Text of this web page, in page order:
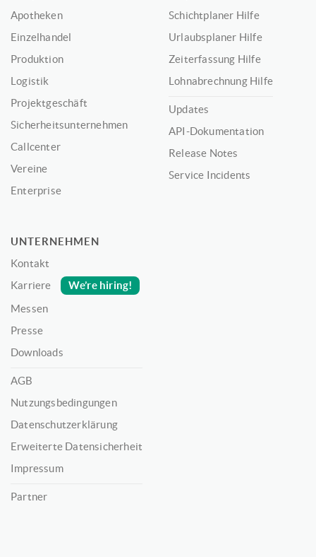
Apotheken
Einzelhandel
Produktion
Logistik
Projektgeschäft
Sicherheitsunternehmen
Callcenter
Vereine
Enterprise
Schichtplaner Hilfe
Urlaubsplaner Hilfe
Zeiterfassung Hilfe
Lohnabrechnung Hilfe
Updates
API-Dokumentation
Release Notes
Service Incidents
UNTERNEHMEN
Kontakt
Karriere
We’re hiring!
Messen
Presse
Downloads
AGB
Nutzungsbedingungen
Datenschutzerklärung
Erweiterte Datensicherheit
Impressum
Partner